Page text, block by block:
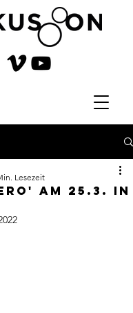
am 25.3. in
Lesezeit